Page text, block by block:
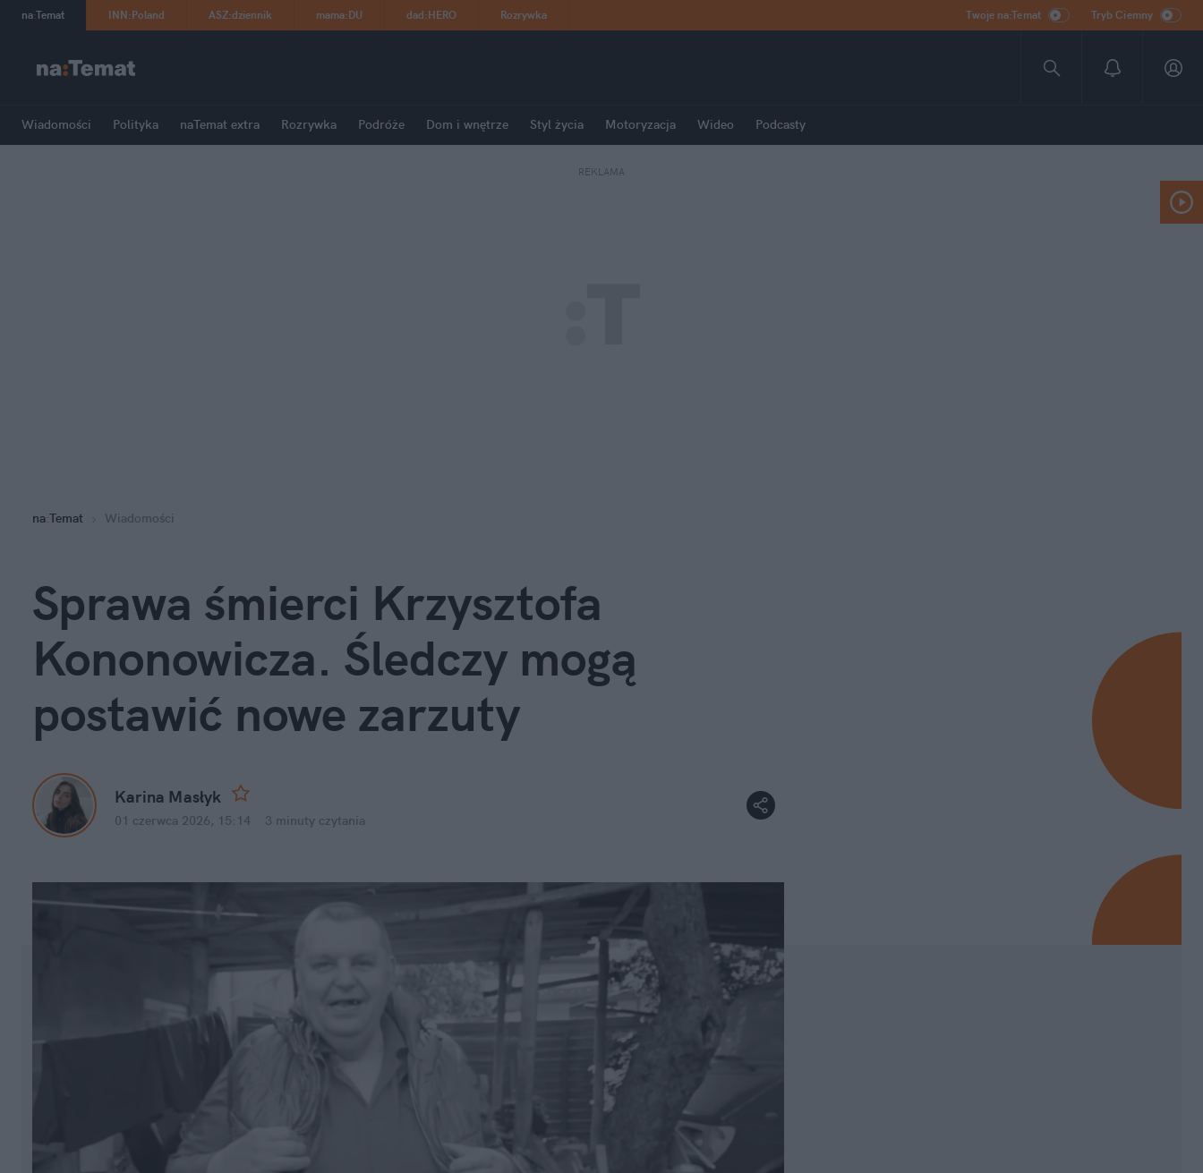
na:Temat INN:Poland ASZ:dziennik mama:DU dad:HERO Rozrywka Twoje na:Temat Tryb Ciemny
Wiadomości Polityka naTemat extra Rozrywka Podróże Dom i wnętrze Styl życia Motoryzacja Wideo Podcasty
REKLAMA
na:Temat Wiadomości
Sprawa śmierci Krzysztofa
Kononowicza. Śledczy mogą
postawić nowe zarzuty
Karina Masłyk
01 czerwca 2026, 15:14 3 minuty czytania